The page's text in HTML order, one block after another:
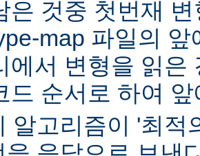
은 것중 첫번재
map 파일의
에서 변형을 읽은
드 순서로 하여
알고리즘이 '최적